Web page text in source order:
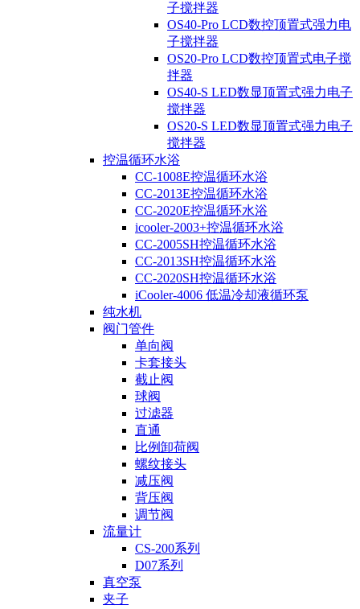
子搅拌器
OS40-Pro LCD数控顶置式强力电
子搅拌器
OS20-Pro LCD数控顶置式电子搅
拌器
OS40-S LED数显顶置式强力电子
搅拌器
OS20-S LED数显顶置式强力电子
搅拌器
控温循环水浴
CC-1008E控温循环水浴
CC-2013E控温循环水浴
CC-2020E控温循环水浴
icooler-2003+控温循环水浴
CC-2005SH控温循环水浴
CC-2013SH控温循环水浴
CC-2020SH控温循环水浴
iCooler-4006 低温冷却液循环泵
纯水机
阀门管件
单向阀
卡套接头
截止阀
球阀
过滤器
直通
比例卸荷阀
螺纹接头
减压阀
背压阀
调节阀
流量计
CS-200系列
D07系列
真空泵
夹子